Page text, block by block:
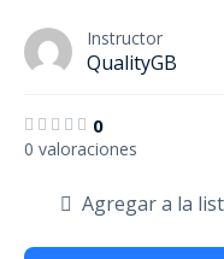
Instructor
QualityGB
0
0 valoraciones
Agregar a la